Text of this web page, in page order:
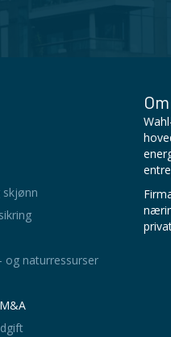
skjønn
og naturressurser